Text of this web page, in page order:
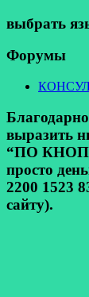
выбрать
Форумы
выразить
“ПО
просто
2200 1523
сайту).